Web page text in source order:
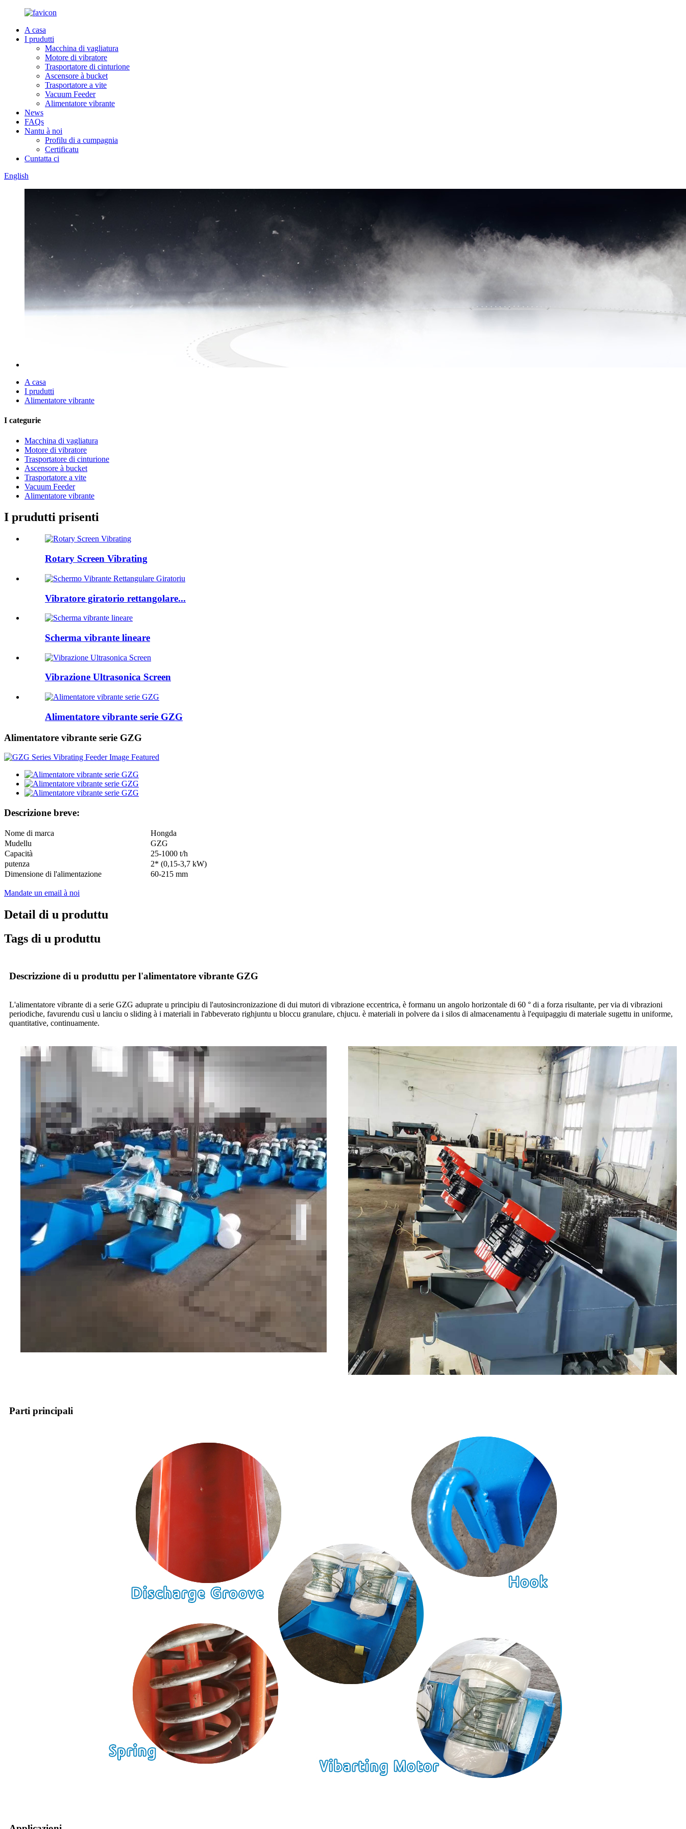
A casa
I prudutti
Macchina di vagliatura
Motore di vibratore
Trasportatore di cinturione
Ascensore à bucket
Trasportatore a vite
Vacuum Feeder
Alimentatore vibrante
News
FAQs
Nantu à noi
Profilu di a cumpagnia
Certificatu
Cuntatta ci
English
A casa
I prudutti
Alimentatore vibrante
I categurie
Macchina di vagliatura
Motore di vibratore
Trasportatore di cinturione
Ascensore à bucket
Trasportatore a vite
Vacuum Feeder
Alimentatore vibrante
I prudutti prisenti
Rotary Screen Vibrating
Vibratore giratorio rettangolare...
Scherma vibrante lineare
Vibrazione Ultrasonica Screen
Alimentatore vibrante serie GZG
Alimentatore vibrante serie GZG
Descrizione breve:
Nome di marca
Hongda
Mudellu
GZG
Capacità
25-1000 t/h
putenza
2* (0,15-3,7 kW)
Dimensione di l'alimentazione
60-215 mm
Mandate un email à noi
Detail di u produttu
Tags di u produttu
Descrizzione di u produttu per l'alimentatore vibrante GZG
L'alimentatore vibrante di a serie GZG aduprate u principiu di l'autosincronizazione di dui mutori di vibrazione eccentrica, è formanu un angolo horizontale di 60 ° di a forza risultante, per via di vibrazioni
periodiche, favurendu cusì u lanciu o sliding à i materiali in l'abbeverato righjuntu u bloccu granulare, chjucu. è materiali in polvere da i silos di almacenamentu à l'equipaggiu di materiale sugettu in uniforme,
quantitative, continuamente.
Parti principali